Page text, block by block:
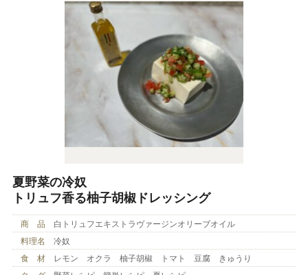
夏野菜の冷奴
トリュフ香る柚子胡椒ドレッシング
商 品
白トリュフエキストラヴァージンオリーブオイル
料理名
冷奴
食 材
レモン オクラ 柚子胡椒 トマト 豆腐 きゅうり